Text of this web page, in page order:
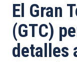
ayuda
a
la
El Gran
(GTC)
detalles